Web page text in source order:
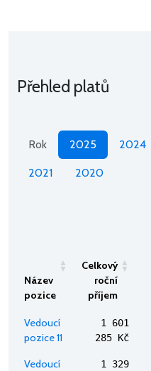
Přehled platů
Rok 2025 2024
2021 2020
Název
pozice
Celkový
roční
příjem
Vedoucí
pozice 11
1 601
285 Kč
Vedoucí 1 329